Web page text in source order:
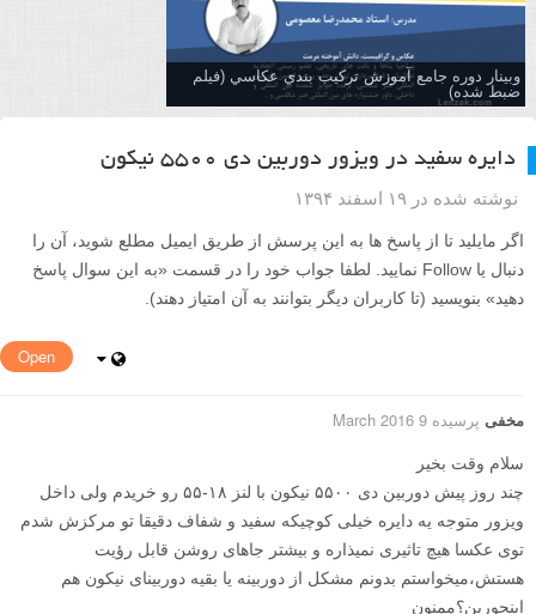
وبینار دوره جامع آموزش تركيب بندي عكاسي (فیلم
ضبط شده)
دایره سفید در ویزور دوربین دی ۵۵۰۰ نیکون
نوشته شده در ۱۹ اسفند ۱۳۹۴
اگر مایلید تا از پاسخ ها به این پرسش از طریق ایمیل مطلع شوید، آن را
دنبال یا Follow نمایید. لطفا جواب خود را در قسمت «به این سوال پاسخ
دهید» بنویسید (تا کاربران دیگر بتوانند به آن امتیاز دهند).
Open
مخفی پرسیده 9 March 2016
سلام وقت بخیر
چند روز پیش دوربین دی ۵۵۰۰ نیکون با لنز ۱۸-۵۵ رو خریدم ولی داخل
ویزور متوجه یه دایره خیلی کوچیکه سفید و شفاف دقیقا تو مرکزش شدم
توی عکسا هیچ تاثیری نمیذاره و بیشتر جاهای روشن قابل رؤیت
هستش،میخواستم بدونم مشکل از دوربینه یا بقیه دوربینای نیکون هم
اینجورین؟ممنون